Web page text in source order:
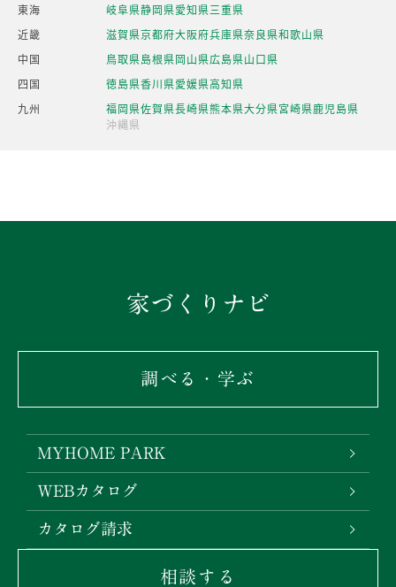
東海
岐阜県静岡県愛知県三重県
近畿
滋賀県京都府大阪府兵庫県奈良県和歌山県
中国
鳥取県島根県岡山県広島県山口県
四国
徳島県香川県愛媛県高知県
九州
福岡県佐賀県長崎県熊本県大分県宮崎県鹿児島県
沖縄県
家づくりナビ
調べる・学ぶ
MYHOME PARK
WEBカタログ
カタログ請求
相談する